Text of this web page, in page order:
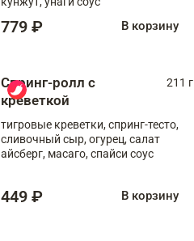
779 ₽ В корзину
Спринг-ролл с
креветкой
211 г
тигровые креветки, спринг-тесто,
сливочный сыр, огурец, салат
айсберг, масаго, спайси соус
449 ₽ В корзину